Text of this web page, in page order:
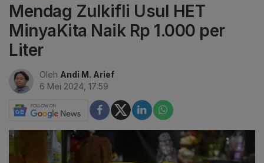
Mendag Zulkifli Usul HET
MinyaKita Naik Rp 1.000 per
Liter
Oleh Andi M. Arief
6 Mei 2024, 17:59